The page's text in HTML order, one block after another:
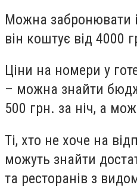
Можна забронювати
він коштує від 4000
Ціни на номери у
– можна знайти
500 грн. за ніч, а
Ті, хто не хоче на
можуть знайти
та ресторанів з